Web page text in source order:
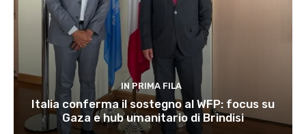
IN PRIMA FILA
Italia conferma il sostegno al WFP: focus su
Gaza e hub umanitario di Brindisi